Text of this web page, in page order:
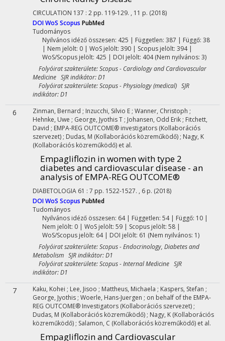
CIRCULATION 137 : 2 pp. 119-129. , 11 p. (2018)
DOIWoS Scopus PubMed
Tudományos
Nyilvános idéző összesen: 425 | Független: 387 | Függő: 38
| Nem jelölt: 0 | WoS jelölt: 390 | Scopus jelölt: 394 |
WoS/Scopus jelölt: 425 | DOI jelölt: 404 (Nem nyilvános: 3)
Folyóirat szakterülete: Scopus - Cardiology and Cardiovascular
Medicine SJR indikátor: D1
Folyóirat szakterülete: Scopus - Physiology (medical) SJR
indikátor: D1
6 Zinman, Bernard ; Inzucchi, Silvio E ; Wanner, Christoph ;
Hehnke, Uwe ; George, Jyothis T ; Johansen, Odd Erik ; Fitchett,
David ; EMPA-REG OUTCOME® investigators (Kollaborációs
szervezet) ; Dudas, M (Kollaborációs közreműködő) ; Nagy, K
(Kollaborációs közreműködő) et al.
Empagliflozin in women with type 2
diabetes and cardiovascular disease - an
analysis of EMPA-REG OUTCOME®
DIABETOLOGIA 61 : 7 pp. 1522-1527. , 6 p. (2018)
DOIWoS Scopus PubMed
Tudományos
Nyilvános idéző összesen: 64| Független: 54 | Függő: 10 |
Nem jelölt: 0 | WoS jelölt: 59 | Scopus jelölt: 58 |
WoS/Scopus jelölt: 64 | DOI jelölt: 61 (Nem nyilvános: 1)
Folyóirat szakterülete: Scopus - Endocrinology, Diabetes and
Metabolism SJR indikátor: D1
Folyóirat szakterülete: Scopus - Internal Medicine SJR
indikátor: D1
7 Kaku, Kohei ; Lee, Jisoo ; Mattheus, Michaela ; Kaspers, Stefan ;
George, Jyothis ; Woerle, Hans-Juergen ; on behalf of the EMPA-
REG OUTCOME® Investigators (Kollaborációs szervezet) ;
Dudas, M (Kollaborációs közreműködő) ; Nagy, K (Kollaborációs
közreműködő) ; Salamon, C (Kollaborációs közreműködő) et al.
Empagliflozin and Cardiovascular